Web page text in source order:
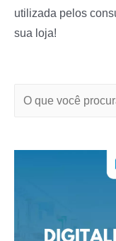
utilizada pelos
sua loja!